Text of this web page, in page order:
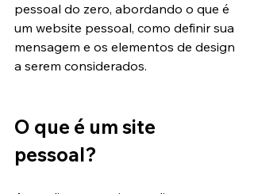
pessoal do zero, abordando o que é
um website pessoal, como definir sua
mensagem e os elementos de design
a serem considerados.
O que é um site
pessoal?